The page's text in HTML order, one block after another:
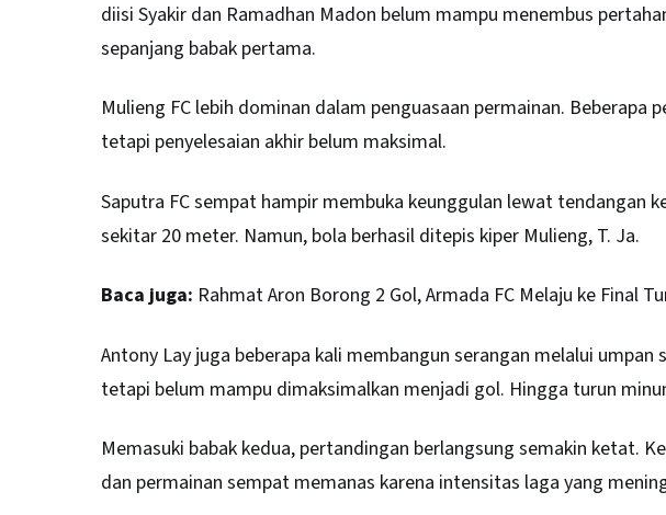
diisi Syakir dan Ramadhan Madon belum mampu menembus
sepanjang babak pertama.
Mulieng FC lebih dominan dalam penguasaan permainan. Beberapa
tetapi penyelesaian akhir belum maksimal.
Saputra FC sempat hampir membuka keunggulan lewat tendangan
sekitar 20 meter. Namun, bola berhasil ditepis kiper Mulieng, T. Ja.
Baca juga: Rahmat Aron Borong 2 Gol, Armada FC Melaju ke Final
Antony Lay juga beberapa kali membangun serangan melalui umpan
tetapi belum mampu dimaksimalkan menjadi gol. Hingga turun
Memasuki babak kedua, pertandingan berlangsung semakin ketat.
dan permainan sempat memanas karena intensitas laga yang